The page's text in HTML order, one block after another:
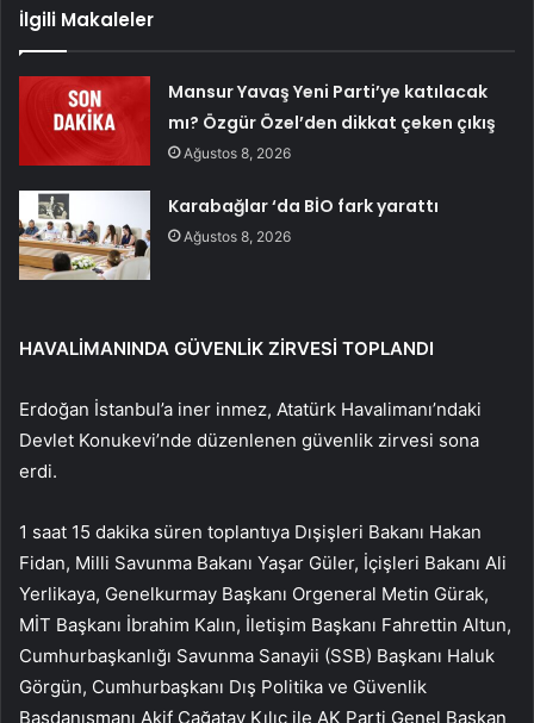
İlgili Makaleler
Mansur Yavaş Yeni Parti’ye katılacak
mı? Özgür Özel’den dikkat çeken çıkış
Ağustos 8, 2026
Karabağlar ‘da BİO fark yarattı
Ağustos 8, 2026
HAVALİMANINDA GÜVENLİK ZİRVESİ TOPLANDI
Erdoğan İstanbul’a iner inmez, Atatürk Havalimanı’ndaki
Devlet Konukevi’nde düzenlenen güvenlik zirvesi sona
erdi.
1 saat 15 dakika süren toplantıya Dışişleri Bakanı Hakan
Fidan, Milli Savunma Bakanı Yaşar Güler, İçişleri Bakanı Ali
Yerlikaya, Genelkurmay Başkanı Orgeneral Metin Gürak,
MİT Başkanı İbrahim Kalın, İletişim Başkanı Fahrettin Altun,
Cumhurbaşkanlığı Savunma Sanayii (SSB) Başkanı Haluk
Görgün, Cumhurbaşkanı Dış Politika ve Güvenlik
Başdanışmanı Akif Çağatay Kılıç ile AK Parti Genel Başkan